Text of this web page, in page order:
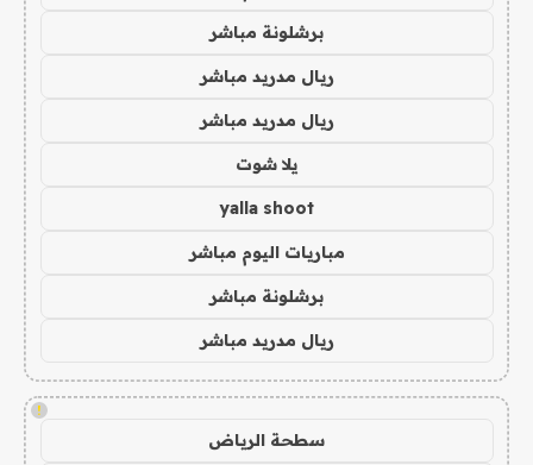
برشلونة مباشر
ريال مدريد مباشر
ريال مدريد مباشر
يلا شوت
yalla shoot
مباريات اليوم مباشر
برشلونة مباشر
ريال مدريد مباشر
!
سطحة الرياض